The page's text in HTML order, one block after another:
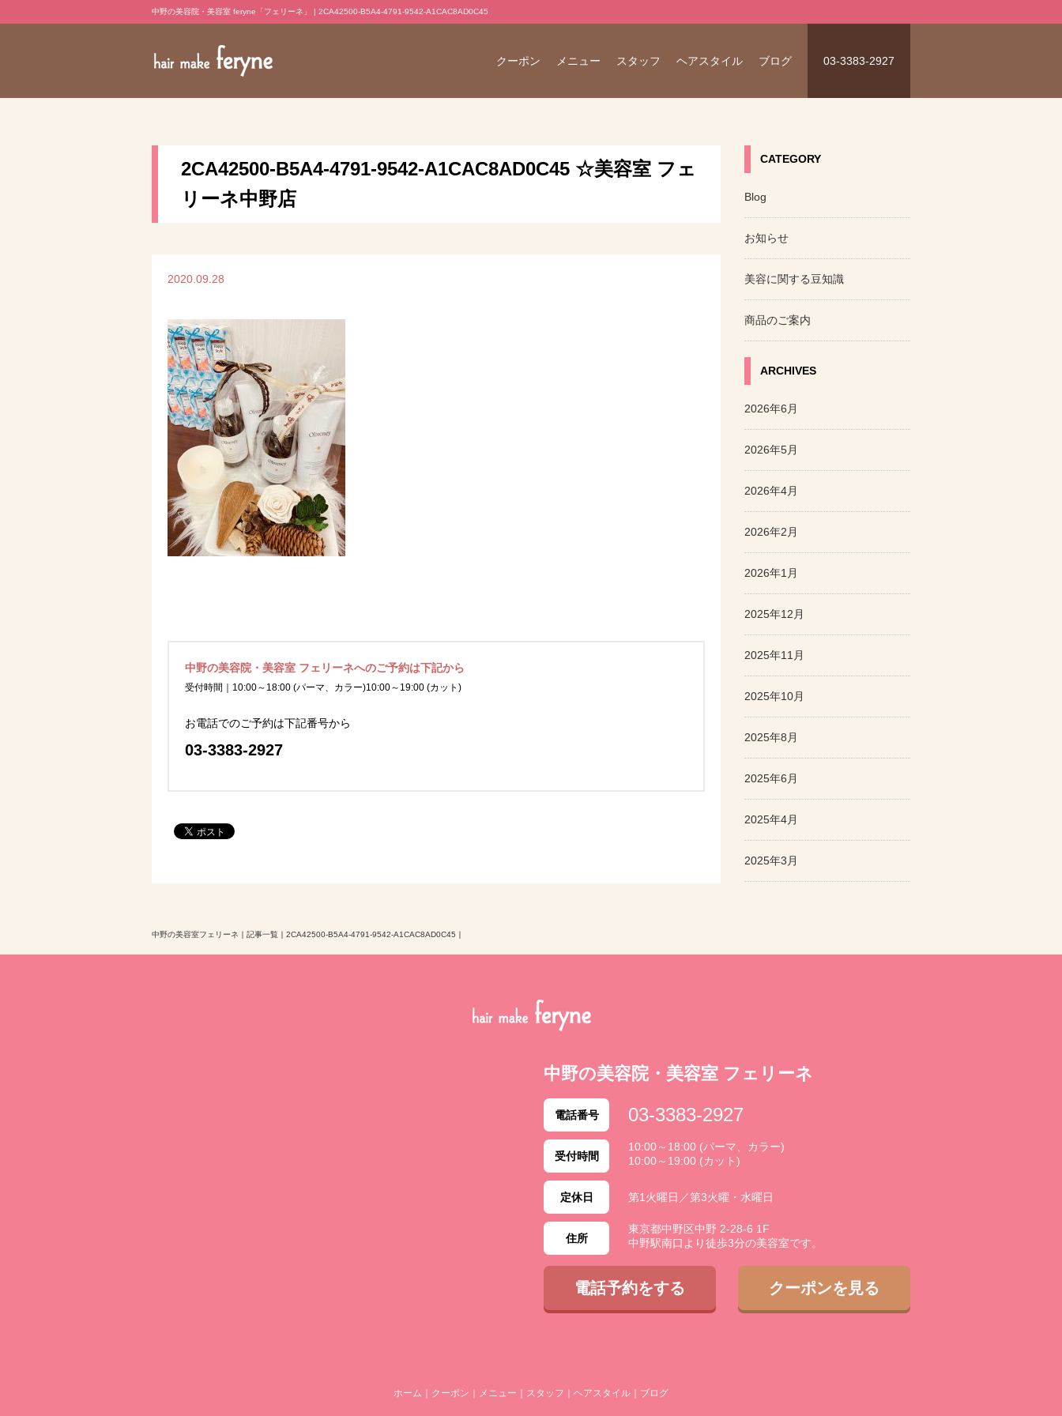
中野の美容院・美容室 feryne「フェリーネ」 | 2CA42500-B5A4-4791-9542-A1CAC8AD0C45
03-3383-2927
ブログ
ヘアスタイル
スタッフ
メニュー
クーポン
2CA42500-B5A4-4791-9542-A1CAC8AD0C45 ☆美容室 フェ
リーネ中野店
2020.09.28
中野の美容院・美容室 フェリーネへのご予約は下記から
受付時間｜10:00～18:00 (パーマ、カラー)10:00～19:00 (カット)
お電話でのご予約は下記番号から
03-3383-2927
CATEGORY
Blog
お知らせ
美容に関する豆知識
商品のご案内
ARCHIVES
2026年6月
2026年5月
2026年4月
2026年2月
2026年1月
2025年12月
2025年11月
2025年10月
2025年8月
2025年6月
2025年4月
2025年3月
中野の美容室フェリーネ ｜ 記事一覧 ｜ 2CA42500-B5A4-4791-9542-A1CAC8AD0C45 ｜
中野の美容院・美容室 フェリーネ
電話番号 03-3383-2927
受付時間
10:00～18:00 (パーマ、カラー)
10:00～19:00 (カット)
定休日 第1火曜日／第3火曜・水曜日
住所
東京都中野区中野 2-28-6 1F
中野駅南口より徒歩3分の美容室です。
電話予約をする クーポンを見る
ホーム クーポン メニュー スタッフ ヘアスタイル ブログ